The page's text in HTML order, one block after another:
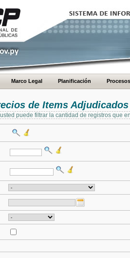
Marco Legal Planificación Procesos
de Items Adjudicados
puede filtrar la cantidad de registros que